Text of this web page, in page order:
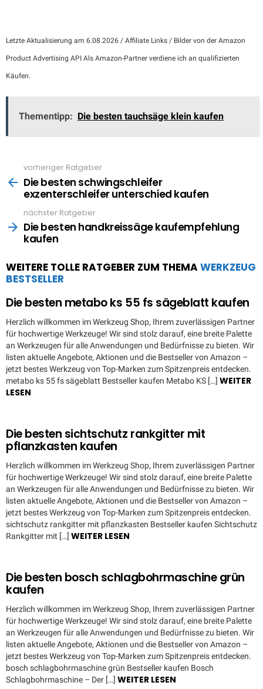
Letzte Aktualisierung am 6.08.2026 / Affiliate Links / Bilder von der Amazon
Product Advertising API Als Amazon-Partner verdiene ich an qualifizierten
Käufen.
Thementipp: Die besten tauchsäge klein kaufen
more
vorheriger Ratgeber
Die besten schwingschleifer
exzenterschleifer unterschied kaufen
nächster Ratgeber
Die besten handkreissäge kaufempfehlung
kaufen
WEITERE TOLLE RATGEBER ZUM THEMAWERKZEUG
BESTSELLER
Die besten metabo ks 55 fs sägeblatt kaufen
Herzlich willkommen im Werkzeug Shop, Ihrem zuverlässigen Partner
für hochwertige Werkzeuge! Wir sind stolz darauf, eine breite Palette
an Werkzeugen für alle Anwendungen und Bedürfnisse zu bieten. Wir
listen aktuelle Angebote, Aktionen und die Bestseller von Amazon –
jetzt bestes Werkzeug von Top-Marken zum Spitzenpreis entdecken.
metabo ks 55 fs sägeblatt Bestseller kaufen Metabo KS […] WEITER
LESEN
Die besten sichtschutz rankgitter mit
pflanzkasten kaufen
Herzlich willkommen im Werkzeug Shop, Ihrem zuverlässigen Partner
für hochwertige Werkzeuge! Wir sind stolz darauf, eine breite Palette
an Werkzeugen für alle Anwendungen und Bedürfnisse zu bieten. Wir
listen aktuelle Angebote, Aktionen und die Bestseller von Amazon –
jetzt bestes Werkzeug von Top-Marken zum Spitzenpreis entdecken.
sichtschutz rankgitter mit pflanzkasten Bestseller kaufen Sichtschutz
Rankgitter mit […] WEITER LESEN
Die besten bosch schlagbohrmaschine grün
kaufen
Herzlich willkommen im Werkzeug Shop, Ihrem zuverlässigen Partner
für hochwertige Werkzeuge! Wir sind stolz darauf, eine breite Palette
an Werkzeugen für alle Anwendungen und Bedürfnisse zu bieten. Wir
listen aktuelle Angebote, Aktionen und die Bestseller von Amazon –
jetzt bestes Werkzeug von Top-Marken zum Spitzenpreis entdecken.
bosch schlagbohrmaschine grün Bestseller kaufen Bosch
Schlagbohrmaschine – Der […] WEITER LESEN